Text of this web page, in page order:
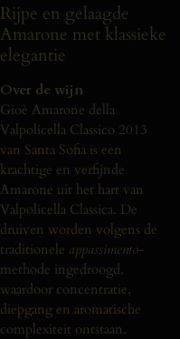
Rijpe en gelaagde
Amarone met klassieke
elegantie
Over de wijn
Gioè Amarone della
Valpolicella Classico 2013
van Santa Sofia is een
krachtige en verfijnde
Amarone uit het hart van
Valpolicella Classica. De
druiven worden volgens de
traditionele appassimento-
methode ingedroogd,
waardoor concentratie,
diepgang en aromatische
complexiteit ontstaan.